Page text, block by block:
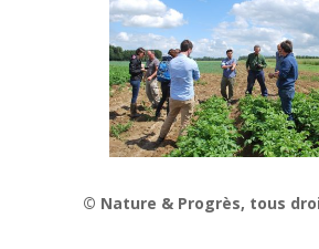
© Nature & Progrès, tous